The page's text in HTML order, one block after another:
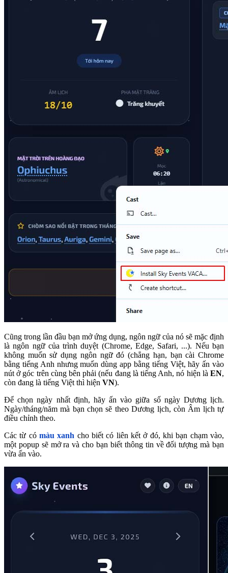
Cũng trong lần đầu bạn mở ứng dụng, ngôn ngữ của nó sẽ mặc định
là ngôn ngữ của trình duyệt (Chrome, Edge, Safari, ...). Nếu bạn
không muốn sử dụng ngôn ngữ đó (chẳng hạn, bạn cài Chrome
bằng tiếng Anh nhưng muốn dùng app bằng tiếng Việt, hãy ấn vào
nút ở góc trên cùng bên phải (nếu đang là tiếng Anh, nó hiện là EN,
còn đang là tiếng Việt thì hiện VN).
Để chọn ngày nhất định, hãy ấn vào giữa số ngày Dương lịch.
Ngày/tháng/năm mà bạn chọn sẽ theo Dương lịch, còn Âm lịch tự
điều chỉnh theo.
Các từ có màu xanh cho biết có liên kết ở đó, khi bạn chạm vào,
một popup sẽ mở ra và cho bạn biết thông tin về đối tượng mà bạn
vừa ấn vào.